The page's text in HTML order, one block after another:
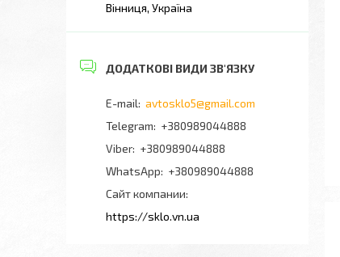
Вінниця, Україна
avtosklo5@gmail.com
+380989044888
+380989044888
+380989044888
Сайт компании
https://sklo.vn.ua